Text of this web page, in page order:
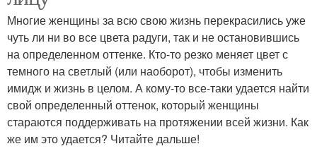
Многие женщины за всю свою жизнь перекрасились уже
чуть ли ни во все цвета радуги, так и не остановившись
на определенном оттенке. Кто-то резко меняет цвет с
темного на светлый (или наоборот), чтобы изменить
имидж и жизнь в целом. А кому-то все-таки удается найти
свой определенный оттенок, который женщины
стараются поддерживать на протяжении всей жизни. Как
же им это удается? Читайте дальше!